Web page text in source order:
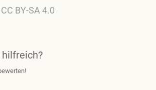
BY-SA 4.0